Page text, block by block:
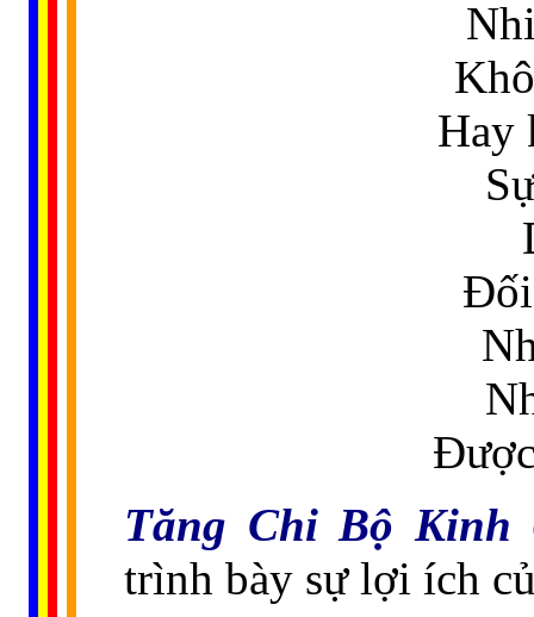
Hay
Đối
Tăng Chi Bộ Kinh
trình bày sự lợi ích